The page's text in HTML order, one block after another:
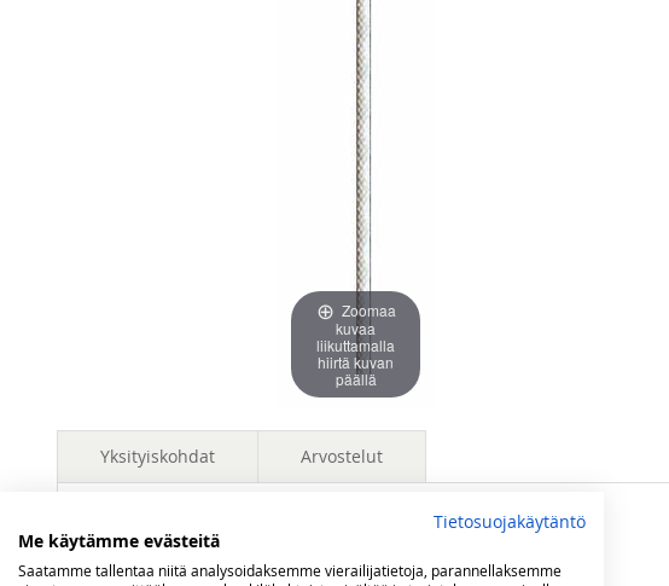
Zoomaa
kuvaa
liikuttamalla
hiirtä kuvan
päällä
Yksityiskohdat
3 linjan pyöreä sydän öljylamppuihin. Linjat '' kertovat valaisimen
Arvostelut
Olet arvostelemassa:
Sydän 3 linjaa pyöreä (5 mm)
Tietosuojakäytäntö
Me käytämme evästeitä
Saatamme tallentaa niitä analysoidaksemme vierailijatietoja, parannellaksemme